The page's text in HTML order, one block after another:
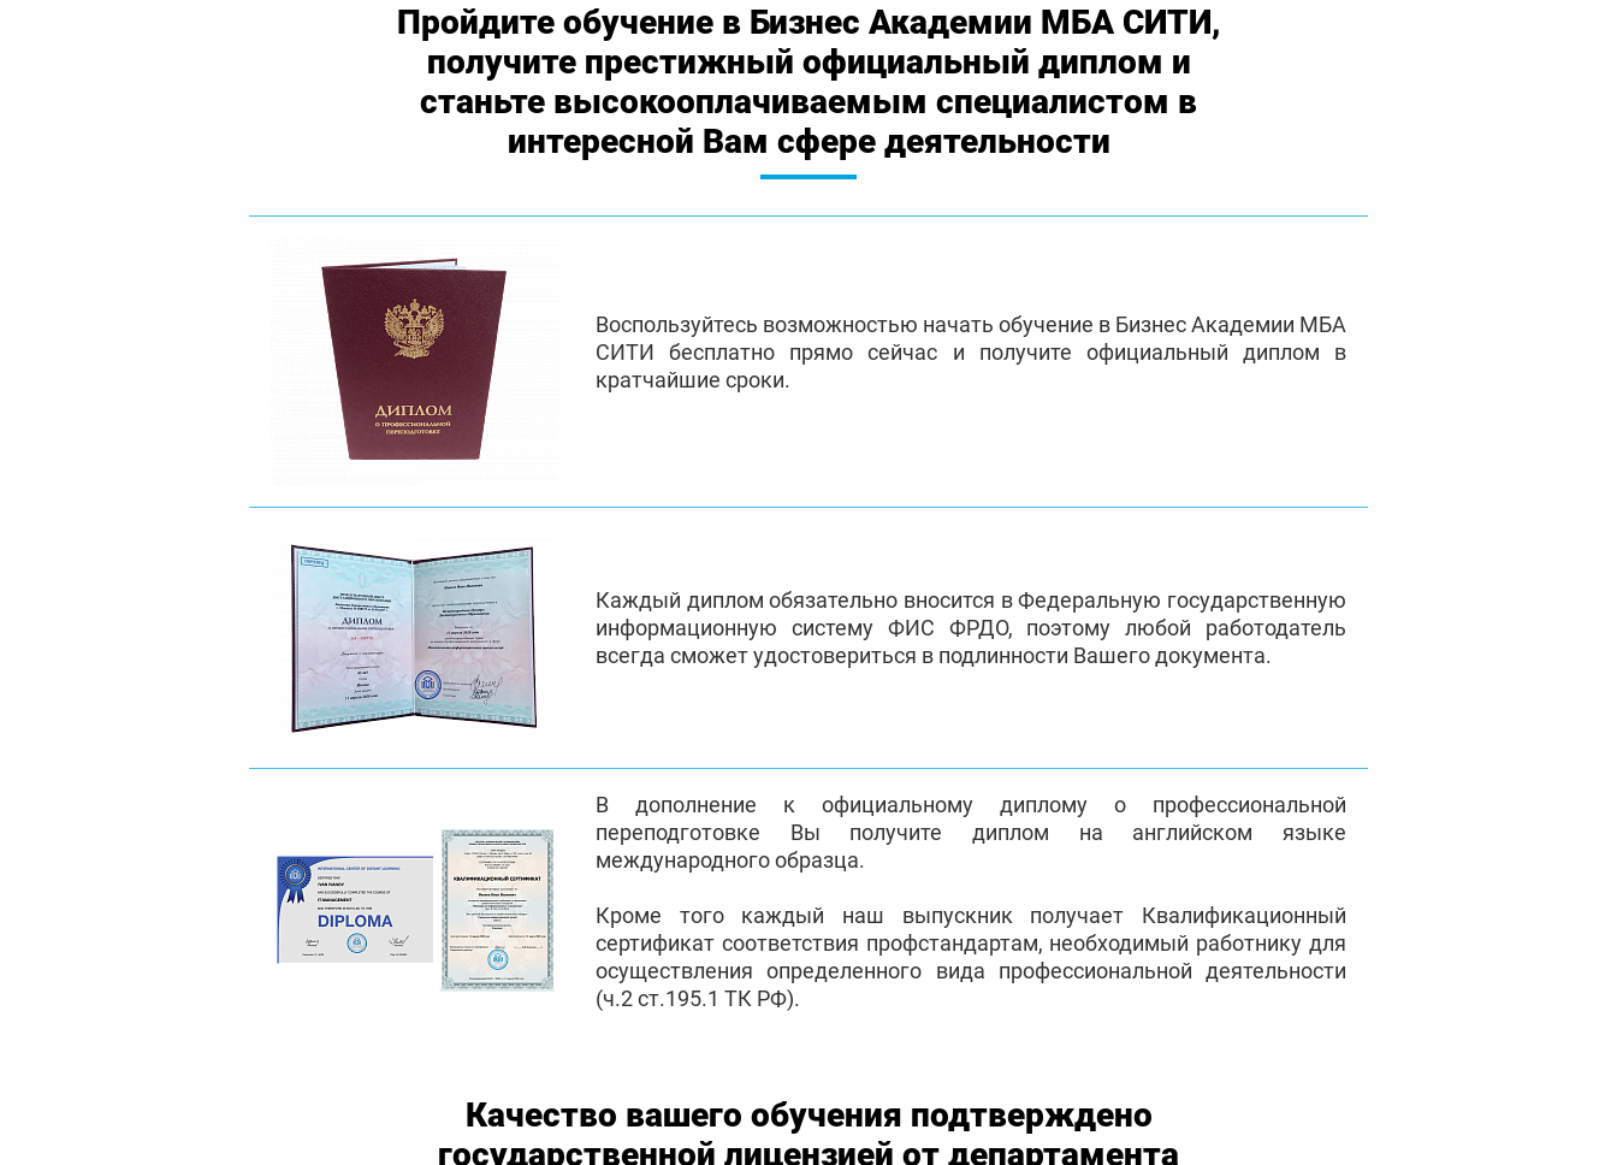
Пройдите обучение в Бизнес Академии МБА СИТИ,
получите престижный официальный диплом и
станьте высокооплачиваемым специалистом в
интересной Вам сфере деятельности
Воспользуйтесь возможностью начать обучение в Бизнес Академии МБА
СИТИ бесплатно прямо сейчас и получите официальный диплом в
кратчайшие сроки.
Каждый диплом обязательно вносится в Федеральную государственную
информационную систему ФИС ФРДО, поэтому любой работодатель
всегда сможет удостовериться в подлинности Вашего документа.
В дополнение к официальному диплому о профессиональной
переподготовке Вы получите диплом на английском языке
международного образца.
Кроме того каждый наш выпускник получает Квалификационный
сертификат соответствия профстандартам, необходимый работнику для
осуществления определенного вида профессиональной деятельности
(ч.2 ст.195.1 ТК РФ).
Качество вашего обучения подтверждено
государственной лицензией от департамента